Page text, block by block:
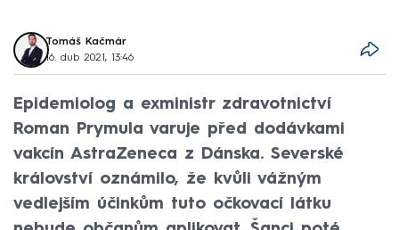
Tomáš Kačmár
16. dub 2021, 13:46
Epidemiolog a exministr zdravotnictví
Roman Prymula varuje před dodávkami
vakcín AstraZeneca z Dánska. Severské
království oznámilo, že kvůli vážným
vedlejším účinkům tuto očkovací látku